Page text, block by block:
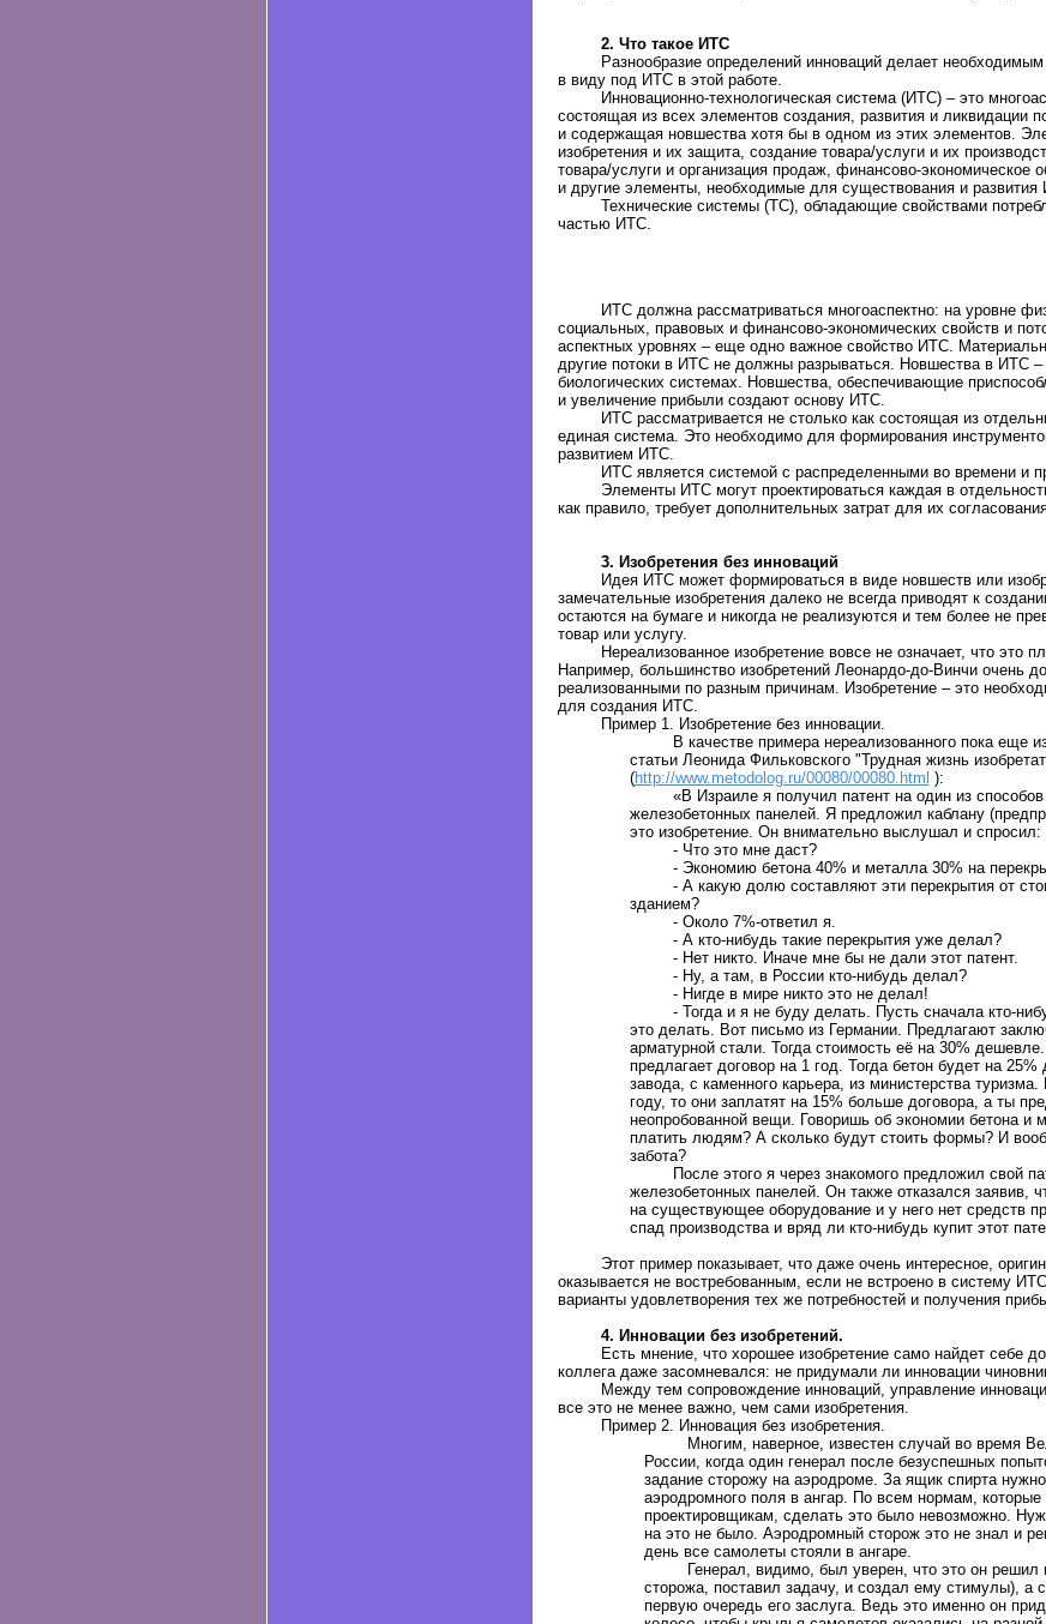
2. Что такое ИТС
Разнообразие определений инноваций делает
в виду под ИТС в этой работе.
Инновационно-технологическая система (ИТС) – это
состоящая из всех элементов создания, развития и ликвидации
и содержащая новшества хотя бы в одном из этих элементов.
изобретения и их защита, создание товара/услуги и их
товара/услуги и организация продаж, финансово-экономическое
и другие элементы, необходимые для существования и развития
Технические системы (ТС), обладающие свойствами
частью ИТС.
ИТС должна рассматриваться многоаспектно: на уровне
социальных, правовых и финансово-экономических свойств и
аспектных уровнях – еще одно важное свойство ИТС.
другие потоки в ИТС не должны разрываться. Новшества в ИТС –
биологических системах. Новшества, обеспечивающие
и увеличение прибыли создают основу ИТС.
ИТС рассматривается не столько как состоящая из
единая система. Это необходимо для формирования
развитием ИТС.
ИТС является системой с распределенными во времени и
Элементы ИТС могут проектироваться каждая в
как правило, требует дополнительных затрат для их
3. Изобретения без инноваций
Идея ИТС может формироваться в виде новшеств или
замечательные изобретения далеко не всегда приводят к
остаются на бумаге и никогда не реализуются и тем более не
товар или услугу.
Нереализованное изобретение вовсе не означает, что это
Например, большинство изобретений Леонардо-до-Винчи очень
реализованными по разным причинам. Изобретение – это
для создания ИТС.
Пример 1. Изобретение без инновации.
В качестве примера нереализованного пока еще
статьи Леонида Фильковского "Трудная жизнь
(http://www.metodolog.ru/00080/00080.html ):
«В Израиле я получил патент на один из способов
железобетонных панелей. Я предложил каблану
это изобретение. Он внимательно выслушал и спросил:
- Что это мне даст?
- Экономию бетона 40% и металла 30% на
- А какую долю составляют эти перекрытия от
зданием?
- Около 7%-ответил я.
- А кто-нибудь такие перекрытия уже делал?
- Нет никто. Иначе мне бы не дали этот патент.
- Ну, а там, в России кто-нибудь делал?
- Нигде в мире никто это не делал!
- Тогда и я не буду делать. Пусть сначала кто-
это делать. Вот письмо из Германии. Предлагают
арматурной стали. Тогда стоимость её на 30%
предлагает договор на 1 год. Тогда бетон будет на
завода, с каменного карьера, из министерства
году, то они заплатят на 15% больше договора, а ты
неопробованной вещи. Говоришь об экономии бетона и
платить людям? А сколько будут стоить формы? И
забота?
После этого я через знакомого предложил свой
железобетонных панелей. Он также отказался заявив,
на существующее оборудование и у него нет средств
спад производства и вряд ли кто-нибудь купит этот
Этот пример показывает, что даже очень интересное,
оказывается не востребованным, если не встроено в систему
варианты удовлетворения тех же потребностей и получения
4. Инновации без изобретений.
Есть мнение, что хорошее изобретение само найдет себе
коллега даже засомневался: не придумали ли инновации
Между тем сопровождение инноваций, управление
все это не менее важно, чем сами изобретения.
Пример 2. Инновация без изобретения.
Многим, наверное, известен случай во время
России, когда один генерал после безуспешных
задание сторожу на аэродроме. За ящик спирта
аэродромного поля в ангар. По всем нормам,
проектировщикам, сделать это было невозможно.
на это не было. Аэродромный сторож это не знал и
день все самолеты стояли в ангаре.
Генерал, видимо, был уверен, что это он
сторожа, поставил задачу, и создал ему стимулы), а
первую очередь его заслуга. Ведь это именно он